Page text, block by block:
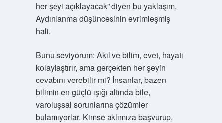
her şeyi açıklayacak” diyen bu yaklaşım,
Aydınlanma düşüncesinin evrimleşmiş
hali.
Bunu seviyorum: Akıl ve bilim, evet, hayatı
kolaylaştırır, ama gerçekten her şeyin
cevabını verebilir mi? İnsanlar, bazen
bilimin en güçlü ışığı altında bile,
varoluşsal sorunlarına çözümler
bulamıyorlar. Kimse aklımıza başvurup,